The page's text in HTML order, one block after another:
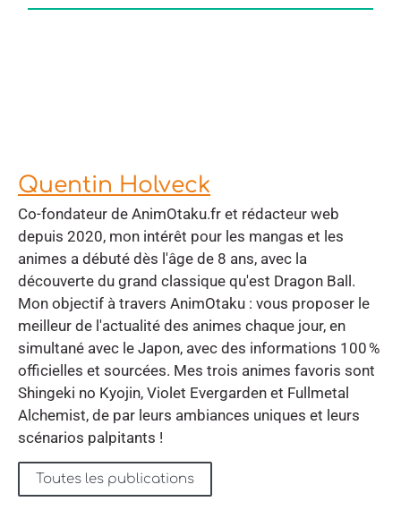
Quentin Holveck
Co-fondateur de AnimOtaku.fr et rédacteur web
depuis 2020, mon intérêt pour les mangas et les
animes a débuté dès l'âge de 8 ans, avec la
découverte du grand classique qu'est Dragon Ball.
Mon objectif à travers AnimOtaku : vous proposer le
meilleur de l'actualité des animes chaque jour, en
simultané avec le Japon, avec des informations 100 %
officielles et sourcées. Mes trois animes favoris sont
Shingeki no Kyojin, Violet Evergarden et Fullmetal
Alchemist, de par leurs ambiances uniques et leurs
scénarios palpitants !
Toutes les publications